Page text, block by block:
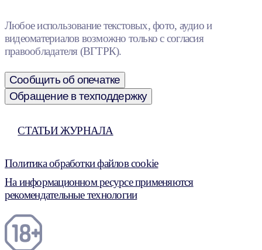
Любое использование текстовых, фото, аудио и
видеоматериалов возможно только с согласия
правообладателя (ВГТРК).
Сообщить об опечатке
Обращение в техподдержку
СТАТЬИ ЖУРНАЛА
Политика обработки файлов cookie
На информационном ресурсе применяются
рекомендательные технологии